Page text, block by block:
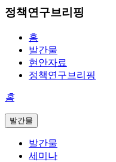
정책연구브리핑
홈
발간물
현안자료
정책연구브리핑
홈
발간물
발간물
세미나